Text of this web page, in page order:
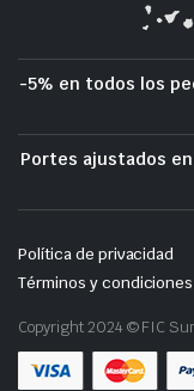
-5% en todos los
Portes ajustados
Política de privacidad
Términos y condiciones
Copyright 2024 © FIC